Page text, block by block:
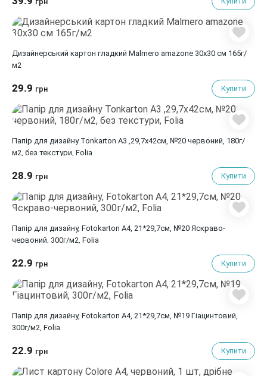
Дизайнерський картон гладкий Malmero amazone 30х30 см 165г/
м2
29.9 грн Купити
Папір для дизайну Tonkarton А3 ,29,7х42см, №20 червоний, 180г/
м2, без текстури, Folia
28.9 грн Купити
Папір для дизайну, Fotokarton A4, 21*29,7см, №20 Яскраво-
червоний, 300г/м2, Folia
22.9 грн Купити
Папір для дизайну, Fotokarton A4, 21*29,7см, №19 Гіацинтовий,
300г/м2, Folia
22.9 грн Купити